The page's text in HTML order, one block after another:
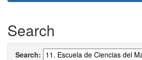
Search
Search: